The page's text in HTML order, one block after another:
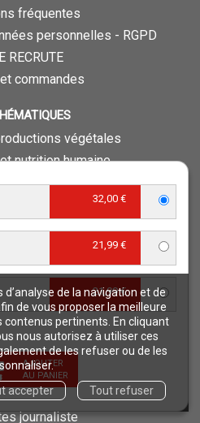
d’analyse de la navigation et de
de vous proposer la meilleure
contenus pertinents. En cliquant
nous autorisez à utiliser ces
de les refuser ou de les
accepter Tout refuser
32,00 €
21,99 €
21,99 €
AJOUTER
AU PANIER
fréquentes
personnelles - RGPD
RECRUTE
commandes
végétales
nutrition humaine
animales
sylviculture
du Sud
aquatiques et aquacoles
vie et de la terre
pour tous
économiques
PRO
auteur
journaliste